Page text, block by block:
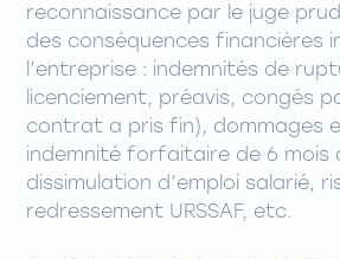
reconnaissance par le juge
des conséquences financières
l’entreprise : indemnités de
licenciement, préavis, congés
contrat a pris fin), dommages
indemnité forfaitaire de 6 mois
dissimulation d’emploi salarié,
redressement URSSAF, etc.